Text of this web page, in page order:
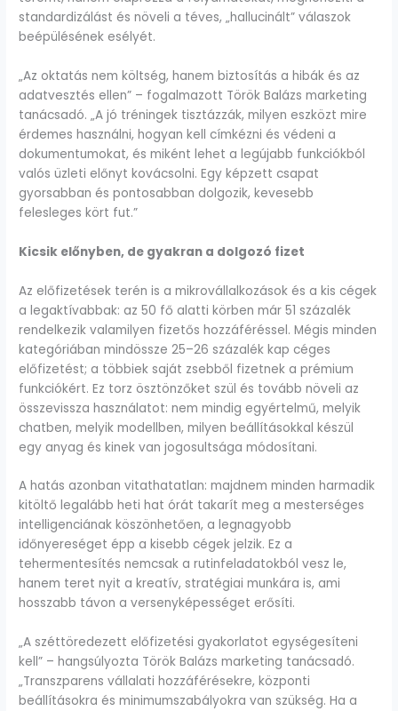
standardizálást és növeli a téves, „hallucinált” válaszok
beépülésének esélyét.
„Az oktatás nem költség, hanem biztosítás a hibák és az
adatvesztés ellen” – fogalmazott Török Balázs marketing
tanácsadó. „A jó tréningek tisztázzák, milyen eszközt mire
érdemes használni, hogyan kell címkézni és védeni a
dokumentumokat, és miként lehet a legújabb funkciókból
valós üzleti előnyt kovácsolni. Egy képzett csapat
gyorsabban és pontosabban dolgozik, kevesebb
felesleges kört fut.”
Kicsik előnyben, de gyakran a dolgozó fizet
Az előfizetések terén is a mikrovállalkozások és a kis cégek
a legaktívabbak: az 50 fő alatti körben már 51 százalék
rendelkezik valamilyen fizetős hozzáféréssel. Mégis minden
kategóriában mindössze 25–26 százalék kap céges
előfizetést; a többiek saját zsebből fizetnek a prémium
funkciókért. Ez torz ösztönzőket szül és tovább növeli az
összevissza használatot: nem mindig egyértelmű, melyik
chatben, melyik modellben, milyen beállításokkal készül
egy anyag és kinek van jogosultsága módosítani.
A hatás azonban vitathatatlan: majdnem minden harmadik
kitöltő legalább heti hat órát takarít meg a mesterséges
intelligenciának köszönhetően, a legnagyobb
időnyereséget épp a kisebb cégek jelzik. Ez a
tehermentesítés nemcsak a rutinfeladatokból vesz le,
hanem teret nyit a kreatív, stratégiai munkára is, ami
hosszabb távon a versenyképességet erősíti.
„A széttöredezett előfizetési gyakorlatot egységesíteni
kell” – hangsúlyozta Török Balázs marketing tanácsadó.
„Transzparens vállalati hozzáférésekre, központi
beállításokra és minimumszabályokra van szükség. Ha a